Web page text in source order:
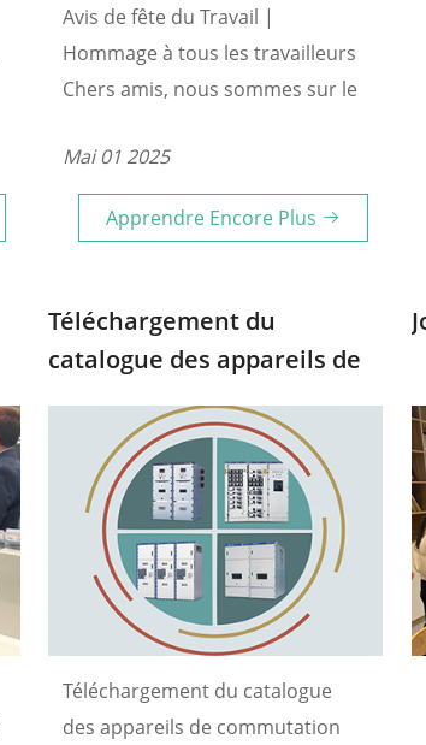
Avis de fête du Travail |
Hommage à tous les travailleurs
Chers amis, nous sommes sur le
Travail en 2025.
Mai 01 2025
Apprendre Encore Plus
Téléchargement du
catalogue des appareils de
commutation pour
transformateurs et
équipements électriques de
Henan Zhongtian Yuguang
Téléchargement du catalogue
des appareils de commutation